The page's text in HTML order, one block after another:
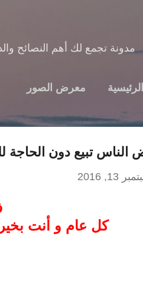
مدونة تجمع لك أهم النصائح
الرئيسية معرض الصور
الناس تبيع دون الحاجة
13, 2016
كل عام و أنت